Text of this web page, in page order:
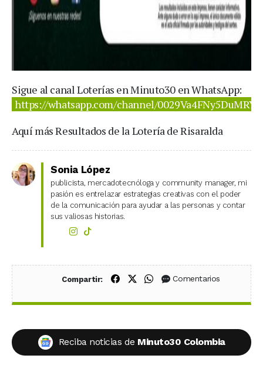
Sigue al canal Loterías en Minuto30 en WhatsApp:
https://whatsapp.com/channel/
Aquí más Resultados de la Lotería de Risaralda
Sonia López
publicista, mercadotecnóloga y community manager, mi
pasión es entrelazar estrategias creativas con el poder
de la comunicación para ayudar a las personas y contar
sus valiosas historias.
Compartir: Compartir en Facebook
Compartir en X (Twitter)
Compartir en WhatsApp
Comentarios
Reciba noticias de Minuto30 Colombia